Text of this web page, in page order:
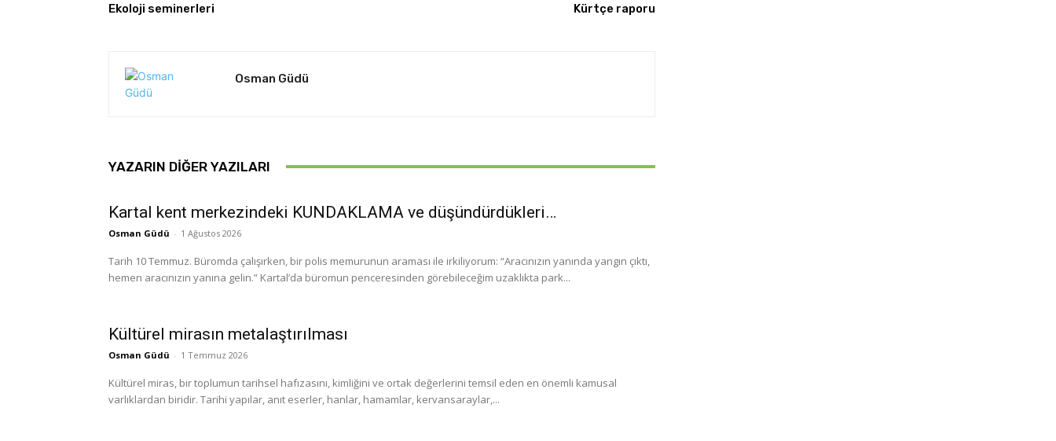
Ekoloji seminerleri Kürtçe raporu
Osman Güdü
YAZARIN DIĞER YAZILARI
Kartal kent merkezindeki KUNDAKLAMA ve düşündürdükleri…
Osman Güdü - 1 Ağustos 2026
Tarih 10 Temmuz. Büromda çalışırken, bir polis memurunun araması ile irkiliyorum: “Aracınızın yanında yangın çıktı,
hemen aracınızın yanına gelin.” Kartal’da büromun penceresinden görebileceğim uzaklıkta park...
Kültürel mirasın metalaştırılması
Osman Güdü - 1 Temmuz 2026
Kültürel miras, bir toplumun tarihsel hafızasını, kimliğini ve ortak değerlerini temsil eden en önemli kamusal
varlıklardan biridir. Tarihi yapılar, anıt eserler, hanlar, hamamlar, kervansaraylar,...